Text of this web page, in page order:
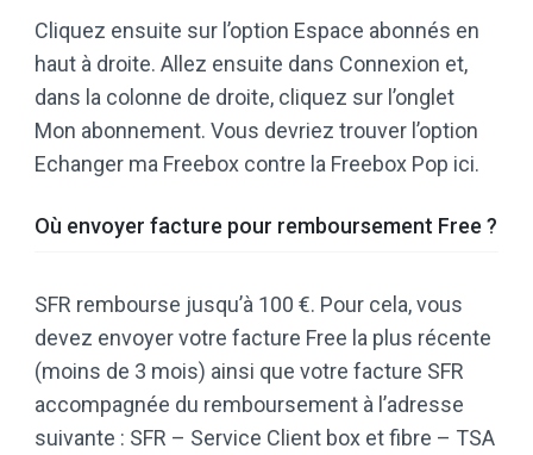
Cliquez ensuite sur l’option Espace abonnés en
haut à droite. Allez ensuite dans Connexion et,
dans la colonne de droite, cliquez sur l’onglet
Mon abonnement. Vous devriez trouver l’option
Echanger ma Freebox contre la Freebox Pop ici.
Où envoyer facture pour remboursement Free ?
SFR rembourse jusqu’à 100 €. Pour cela, vous
devez envoyer votre facture Free la plus récente
(moins de 3 mois) ainsi que votre facture SFR
accompagnée du remboursement à l’adresse
suivante : SFR – Service Client box et fibre – TSA